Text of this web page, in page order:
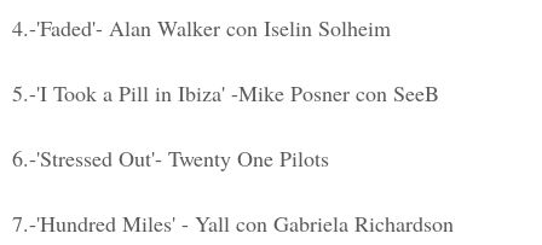
4.-'Faded'- Alan Walker con Iselin Solheim
5.-'I Took a Pill in Ibiza' -Mike Posner con SeeB
6.-'Stressed Out'- Twenty One Pilots
7.-'Hundred Miles' - Yall con Gabriela Richardson